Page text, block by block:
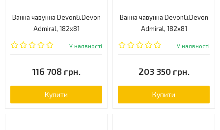
Ванна чавунна Devon&Devon
Admiral, 182x81
(2MRADMIRALALDD)
У наявності
116 708 грн.
Купити
Ванна чавунна Devon&Devon
Admiral, 182x81
(2MRADMIRALCRDD)
У наявності
203 350 грн.
Купити